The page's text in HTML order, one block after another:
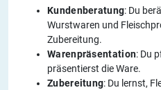
Kundenberatung: Du
Wurstwaren und
Zubereitung.
Warenpräsentation: Du
präsentierst die Ware.
Zubereitung: Du lernst,